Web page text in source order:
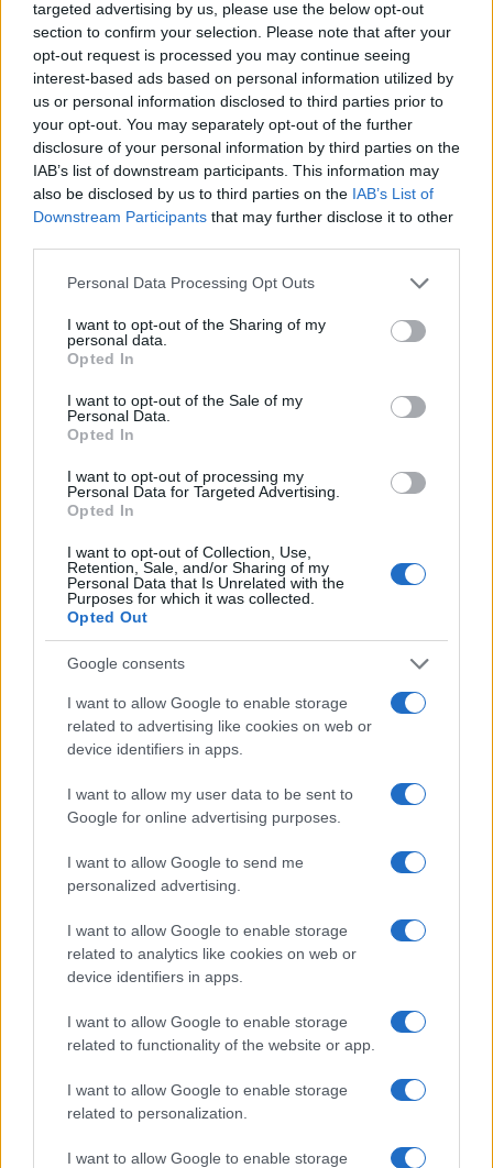
targeted advertising by us, please use the below opt-out
section to confirm your selection. Please note that after your
opt-out request is processed you may continue seeing
interest-based ads based on personal information utilized by
us or personal information disclosed to third parties prior to
your opt-out. You may separately opt-out of the further
disclosure of your personal information by third parties on the
IAB’s list of downstream participants. This information may
also be disclosed by us to third parties on the IAB’s List of
Downstream Participants that may further disclose it to other
Please note that this website/app uses one or more Google
not limited to your visit or usage behaviour. You may click to
grant or deny consent to Google and its third-party tags to
use your data for below specified purposes in below Google
consent section.
Personal Data Processing Opt Outs
I want to opt-out of the Sharing of my
personal data.
Opted In
I want to opt-out of the Sale of my
Personal Data.
Opted In
I want to opt-out of processing my
Personal Data for Targeted Advertising.
Opted In
I want to opt-out of Collection, Use,
Retention, Sale, and/or Sharing of my
Personal Data that Is Unrelated with the
Purposes for which it was collected.
Opted Out
Google consents
I want to allow Google to enable storage
related to advertising like cookies on web or
device identifiers in apps.
I want to allow my user data to be sent to
Google for online advertising purposes.
I want to allow Google to send me
personalized advertising.
I want to allow Google to enable storage
related to analytics like cookies on web or
device identifiers in apps.
I want to allow Google to enable storage
related to functionality of the website or app.
I want to allow Google to enable storage
related to personalization.
I want to allow Google to enable storage
dimostrata finora per evitare sorprese, mentre il
gruppo di inseguitori proverà a piazzare colpi
determinanti su un percorso tradizionalmente
punitivo come quello diShinnecock Hills. Le
energie e la gestione mentale peseranno tanto
quanto la qualità del gioco sul fairway.
Camilla Bellini
Camilla Bellini, ex guida turistica fiorentina,
trasformò la visita a Santa Maria Novella in un
progetto multimediale: ora dirige
redazione sostiene itinerari slow, firma dossier
sulle piccole botteghe e conserva il primo
Continua a leggere
NEWS